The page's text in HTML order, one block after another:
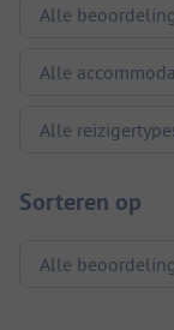
Sorteren op